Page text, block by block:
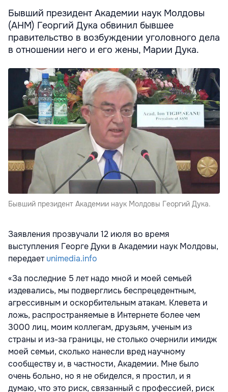
Бывший президент Академии наук Молдовы
(АНМ) Георгий Дука обвинил бывшее
правительство в возбуждении уголовного дела
в отношении него и его жены, Марии Дука.
Бывший президент Академии наук Молдовы Георгий Дука.
Заявления прозвучали 12 июля во время
выступления Георге Дуки в Академии наук Молдовы,
передаетunimedia.info
«За последние 5 лет надо мной и моей семьей
издевались, мы подверглись беспрецедентным,
агрессивным и оскорбительным атакам. Клевета и
ложь, распространяемые в Интернете более чем
3000 лиц, моим коллегам, друзьям, ученым из
страны и из-за границы, не столько очернили имидж
моей семьи, сколько нанесли вред научному
сообществу и, в частности, Академии. Мне было
очень больно, но я не обиделся, я простил, и я
думаю, что это риск, связанный с профессией, риск